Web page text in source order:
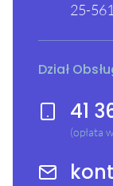
25-
Dział
41
(opłata